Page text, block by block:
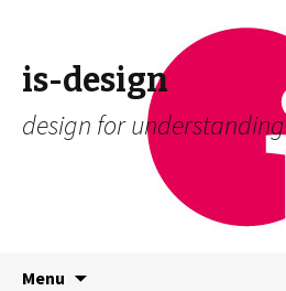
is-design
design for understanding
Menu